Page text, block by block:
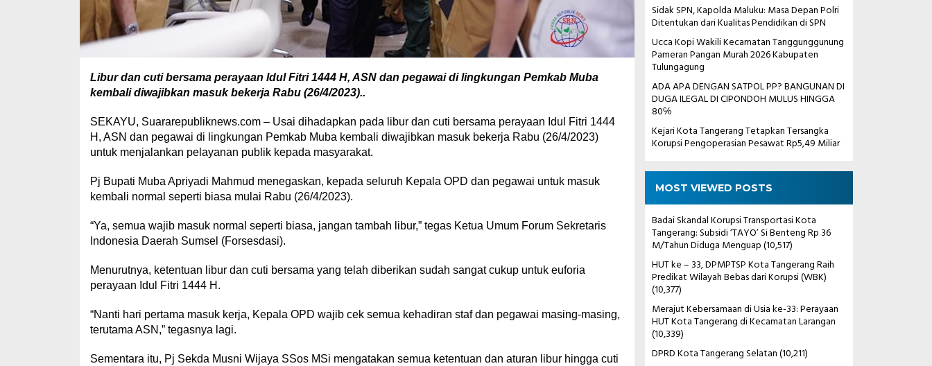
Libur dan cuti bersama perayaan Idul Fitri 1444 H, ASN dan pegawai di lingkungan Pemkab Muba
kembali diwajibkan masuk bekerja Rabu (26/4/2023)..
SEKAYU, Suararepubliknews.com – Usai dihadapkan pada libur dan cuti bersama perayaan Idul Fitri 1444
H, ASN dan pegawai di lingkungan Pemkab Muba kembali diwajibkan masuk bekerja Rabu (26/4/2023)
untuk menjalankan pelayanan publik kepada masyarakat.
Pj Bupati Muba Apriyadi Mahmud menegaskan, kepada seluruh Kepala OPD dan pegawai untuk masuk
kembali normal seperti biasa mulai Rabu (26/4/2023).
“Ya, semua wajib masuk normal seperti biasa, jangan tambah libur,” tegas Ketua Umum Forum Sekretaris
Indonesia Daerah Sumsel (Forsesdasi).
Menurutnya, ketentuan libur dan cuti bersama yang telah diberikan sudah sangat cukup untuk euforia
perayaan Idul Fitri 1444 H.
“Nanti hari pertama masuk kerja, Kepala OPD wajib cek semua kehadiran staf dan pegawai masing-masing,
terutama ASN,” tegasnya lagi.
Sementara itu, Pj Sekda Musni Wijaya SSos MSi mengatakan semua ketentuan dan aturan libur hingga cuti
Sidak SPN, Kapolda Maluku: Masa Depan Polri
Ditentukan dari Kualitas Pendidikan di SPN
Ucca Kopi Wakili Kecamatan Tanggunggunung
Pameran Pangan Murah 2026 Kabupaten
Tulungagung
ADA APA DENGAN SATPOL PP? BANGUNAN DI
DUGA ILEGAL DI CIPONDOH MULUS HINGGA
80℅
Kejari Kota Tangerang Tetapkan Tersangka
Korupsi Pengoperasian Pesawat Rp5,49 Miliar
MOST VIEWED POSTS
Badai Skandal Korupsi Transportasi Kota
Tangerang: Subsidi ‘TAYO’ Si Benteng Rp 36
M/Tahun Diduga Menguap(10,517)
HUT ke – 33, DPMPTSP Kota Tangerang Raih
Predikat Wilayah Bebas dari Korupsi (WBK)
(10,377)
Merajut Kebersamaan di Usia ke-33: Perayaan
HUT Kota Tangerang di Kecamatan Larangan
(10,339)
DPRD Kota Tangerang Selatan(10,211)